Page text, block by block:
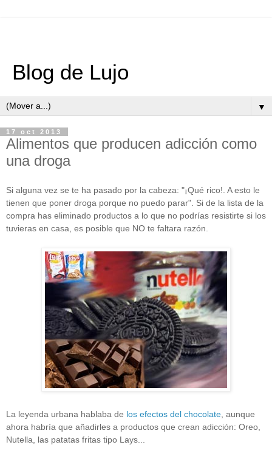
Blog de Lujo
▼
17 oct 2013
Alimentos que producen adicción como
una droga
Si alguna vez se te ha pasado por la cabeza: "¡Qué rico!. A esto le
tienen que poner droga porque no puedo parar". Si de la lista de la
compra has eliminado productos a lo que no podrías resistirte si los
tuvieras en casa, es posible que NO te faltara razón.
La leyenda urbana hablaba de los efectos del chocolate , aunque
ahora habría que añadirles a productos que crean adicción: Oreo,
Nutella, las patatas fritas tipo Lays...